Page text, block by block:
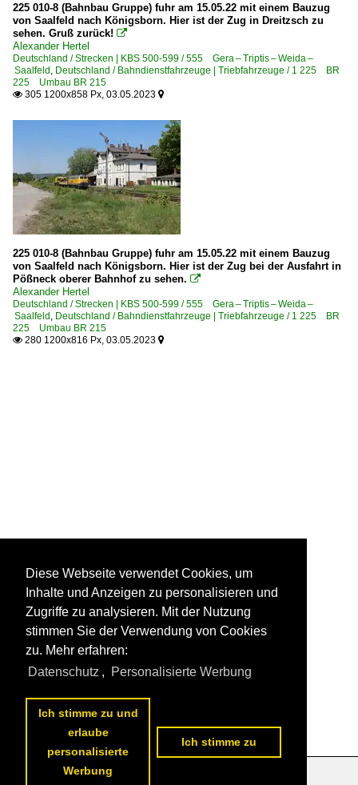
225 010-8 (Bahnbau Gruppe) fuhr am 15.05.22 mit einem Bauzug
von Saalfeld nach Königsborn. Hier ist der Zug in Dreitzsch zu
sehen. Gruß zurück! 
Alexander Hertel
Deutschland / Strecken | KBS 500-599 / 555 Gera – Triptis – Weida –
Saalfeld, Deutschland / Bahndienstfahrzeuge | Triebfahrzeuge / 1 225 BR
225 Umbau BR 215
 305 1200x858 Px, 03.05.2023 
225 010-8 (Bahnbau Gruppe) fuhr am 15.05.22 mit einem Bauzug
von Saalfeld nach Königsborn. Hier ist der Zug bei der Ausfahrt in
Pößneck oberer Bahnhof zu sehen. 
Alexander Hertel
Deutschland / Strecken | KBS 500-599 / 555 Gera – Triptis – Weida –
Saalfeld, Deutschland / Bahndienstfahrzeuge | Triebfahrzeuge / 1 225 BR
225 Umbau BR 215
 280 1200x816 Px, 03.05.2023 
Diese Webseite verwendet Cookies, um
Inhalte und Anzeigen zu personalisieren und
Zugriffe zu analysieren. Mit der Nutzung
stimmen Sie der Verwendung von Cookies
zu. Mehr erfahren:
Datenschutz , Personalisierte Werbung
Ich stimme zu und
erlaube
personalisierte
Werbung
Ich stimme zu